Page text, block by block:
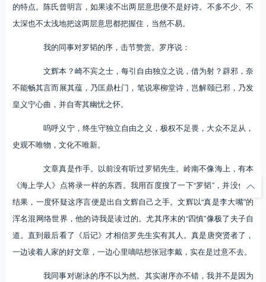
的特点。陈氏曾明言，如果读不出两层意思便不是好诗。不多不少、不
太深也不太浅地把这两层意思都把握住，当然不易。
我的同事对罗韬的序，击节赞赏。罗序说：
文辉本？崎不宾之士，每引自由独立之说，借为射？辟邪，奈
不能畅其言而展其蕴，乃匡鼎杜门，笔说寒柳堂诗，岂解颐已邪，乃发
皇义宁心曲，并自寄其幽忧之怀。
呜呼义宁，终生守独立自由之义，极权不足畏，大众不足从，
史观不唯物，文化不唯新。
文章真是作手。以前没有听过罗韬先生。岭南不像海上，有本
《海上学人》点将录一样的东西。我用百度搜了一下“罗韬”，并没什么
结果，一度怀疑这序言便是出自文辉自己之手。文辉以“真是李大嘴”的
浑名混网络世界，他的诗我是读过的。尤其序末的“四慎”像极了夫子自
道。直到最后看了《后记》才相信罗先生实有其人。真是唐突贤者了，
一边读着人家的好文章，一边心里嘀咕想张冠李戴，实在是过意不去。
我同事对谢泳的序不以为然。其实谢序亦不错，我并不是因为